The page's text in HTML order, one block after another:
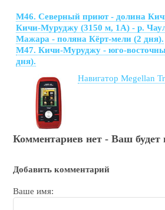
М46. Северный приют - долина
Кичи-Муруджу (3150 м, 1А) - р.
Мажара - поляна Кёрт-мели (2 дня).
М47. Кичи-Муруджу - юго-
дня).
Навигатор Megellan
Комментариев нет - Ваш
Добавить комментарий
Ваше имя: